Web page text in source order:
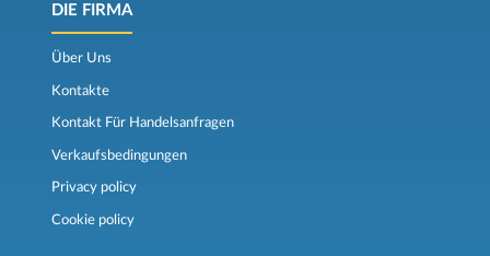
DIE FIRMA
Über Uns
Kontakte
Kontakt Für Handelsanfragen
Verkaufsbedingungen
Privacy policy
Cookie policy